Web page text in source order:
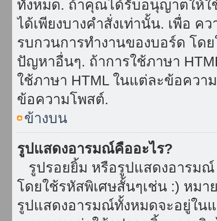
ทั้งหมด. ถ้าคุณได้รับอนุญาตให้ใ
ได้เพียงบางคำสั่งเท่านั้น. เพื่อ
รบกวนการทำงานของบอร์ด โด
ปัญหาอื่นๆ. ถ้าการใช้ภาษา
ใช้ภาษา HTML ในแต่ละข้อคว
ข้อความโพสต์.
ข้างบน
รูปแสดงอารมณ์คืออะไร?
รูปรอยยิ้ม หรือรูปแสดงอารมณ์
โดยใช้รหัสพิเศษสั้นๆเช่น :) หมา
รูปแสดงอารมณ์ทั้งหมดจะอยู่ใ